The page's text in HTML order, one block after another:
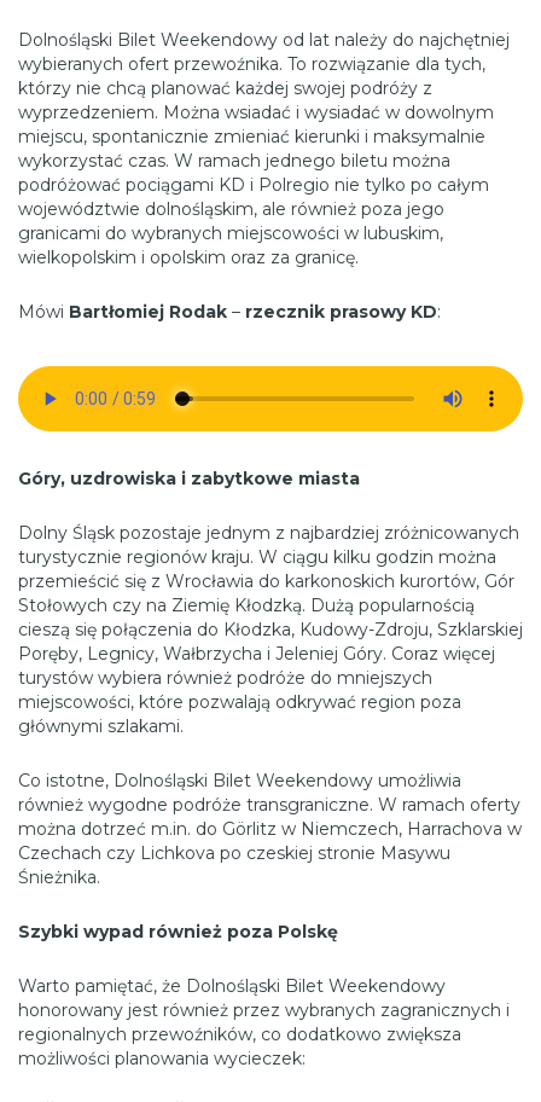
Dolnośląski Bilet Weekendowy od lat należy do najchętniej
wybieranych ofert przewoźnika. To rozwiązanie dla tych,
którzy nie chcą planować każdej swojej podróży z
wyprzedzeniem. Można wsiadać i wysiadać w dowolnym
miejscu, spontanicznie zmieniać kierunki i maksymalnie
wykorzystać czas. W ramach jednego biletu można
podróżować pociągami KD i Polregio nie tylko po całym
województwie dolnośląskim, ale również poza jego
granicami do wybranych miejscowości w lubuskim,
wielkopolskim i opolskim oraz za granicę.
Mówi Bartłomiej Rodak – rzecznik prasowy KD:
Góry, uzdrowiska i zabytkowe miasta
Dolny Śląsk pozostaje jednym z najbardziej zróżnicowanych
turystycznie regionów kraju. W ciągu kilku godzin można
przemieścić się z Wrocławia do karkonoskich kurortów, Gór
Stołowych czy na Ziemię Kłodzką. Dużą popularnością
cieszą się połączenia do Kłodzka, Kudowy-Zdroju, Szklarskiej
Poręby, Legnicy, Wałbrzycha i Jeleniej Góry. Coraz więcej
turystów wybiera również podróże do mniejszych
miejscowości, które pozwalają odkrywać region poza
głównymi szlakami.
Co istotne, Dolnośląski Bilet Weekendowy umożliwia
również wygodne podróże transgraniczne. W ramach oferty
można dotrzeć m.in. do Görlitz w Niemczech, Harrachova w
Czechach czy Lichkova po czeskiej stronie Masywu
Śnieżnika.
Szybki wypad również poza Polskę
Warto pamiętać, że Dolnośląski Bilet Weekendowy
honorowany jest również przez wybranych zagranicznych i
regionalnych przewoźników, co dodatkowo zwiększa
możliwości planowania wycieczek: